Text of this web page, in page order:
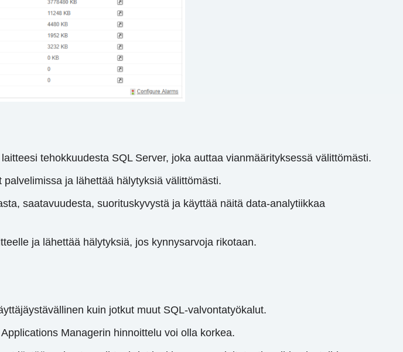
tehokkuudesta SQL Server, joka auttaa vianmäärityksessä välittömästi.
ja lähettää hälytyksiä välittömästi.
saatavuudesta, suorituskyvystä ja käyttää näitä data-analytiikkaa
ja lähettää hälytyksiä, jos kynnysarvoja rikotaan.
kuin jotkut muut SQL-valvontatyökalut.
Managerin hinnoittelu voi olla korkea.